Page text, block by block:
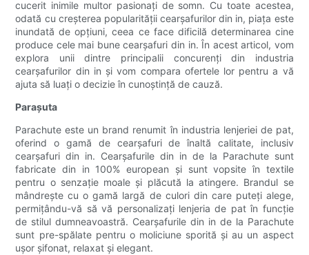
cucerit inimile multor pasionați de somn. Cu toate acestea,
odată cu creșterea popularității cearșafurilor din in, piața este
inundată de opțiuni, ceea ce face dificilă determinarea cine
produce cele mai bune cearșafuri din in. În acest articol, vom
explora unii dintre principalii concurenți din industria
cearșafurilor din in și vom compara ofertele lor pentru a vă
ajuta să luați o decizie în cunoștință de cauză.
Paraşuta
Parachute este un brand renumit în industria lenjeriei de pat,
oferind o gamă de cearșafuri de înaltă calitate, inclusiv
cearșafuri din in. Cearșafurile din in de la Parachute sunt
fabricate din in 100% european și sunt vopsite în textile
pentru o senzație moale și plăcută la atingere. Brandul se
mândrește cu o gamă largă de culori din care puteți alege,
permițându-vă să vă personalizați lenjeria de pat în funcție
de stilul dumneavoastră. Cearșafurile din in de la Parachute
sunt pre-spălate pentru o moliciune sporită și au un aspect
ușor șifonat, relaxat și elegant.